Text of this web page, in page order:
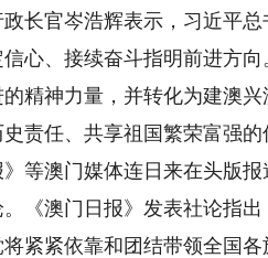
官岑浩辉表示，习近平总
心、接续奋斗指明前进方
精神力量，并转化为建澳
责任、共享祖国繁荣富强的
澳门媒体连日来在头版报
《澳门日报》发表社论指
紧紧依靠和团结带领全国各